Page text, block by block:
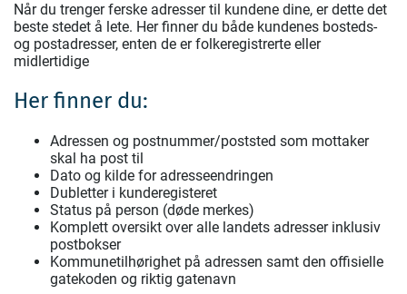
Når du trenger ferske adresser til kundene dine, er dette det
beste stedet å lete. Her finner du både kundenes bosteds-
og postadresser, enten de er folkeregistrerte eller
midlertidige
Her finner du:
Adressen og postnummer/poststed som mottaker
skal ha post til
Dato og kilde for adresseendringen
Dubletter i kunderegisteret
Status på person (døde merkes)
Komplett oversikt over alle landets adresser inklusiv
postbokser
Kommunetilhørighet på adressen samt den offisielle
gatekoden og riktig gatenavn